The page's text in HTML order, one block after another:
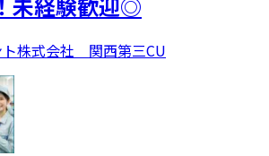
株式会社 関西第三CU